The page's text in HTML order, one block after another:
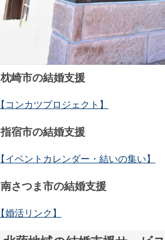
枕崎市の結婚支援
【コンカツプロジェクト】
指宿市の結婚支援
【イベントカレンダー・結いの集い】
南さつま市の結婚支援
【婚活リンク】